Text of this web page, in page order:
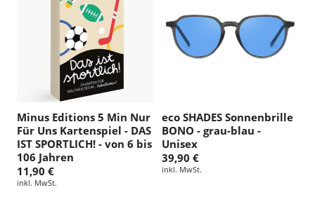
Minus Editions 5 Min Nur
Für Uns Kartenspiel - DAS
IST SPORTLICH! - von 6 bis
106 Jahren
11,90 €
inkl. MwSt.
eco SHADES Sonnenbrille
BONO - grau-blau -
Unisex
39,90 €
inkl. MwSt.